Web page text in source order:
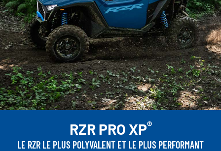
RZR PRO XP®
LE RZR LE PLUS POLYVALENT ET LE PLUS PERFORMANT